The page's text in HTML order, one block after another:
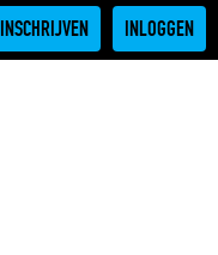
INSCHRIJVEN INLOGGEN